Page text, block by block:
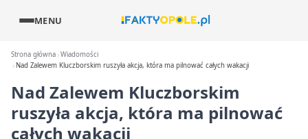
MENU
Strona główna Wiadomości
Nad Zalewem Kluczborskim ruszyła akcja, która ma pilnować całych wakacji
Nad Zalewem Kluczborskim
ruszyła akcja, która ma pilnować
całych wakacji